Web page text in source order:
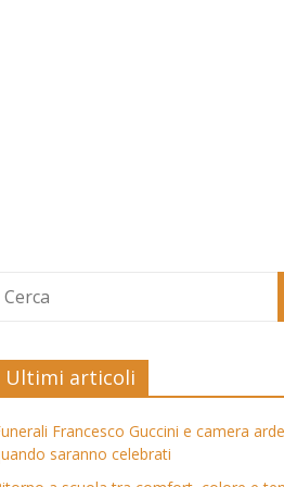
Ultimi articoli
Francesco Guccini e camera
saranno celebrati